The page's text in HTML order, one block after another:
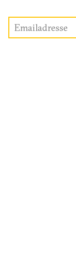
Emailadresse